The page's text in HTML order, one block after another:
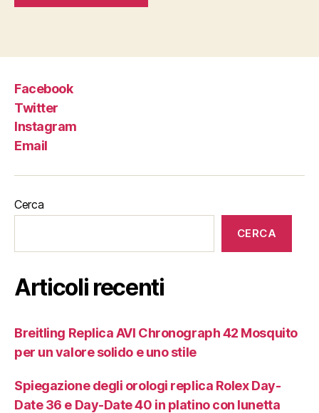
Facebook
Twitter
Instagram
Email
Cerca
CERCA
Articoli recenti
Breitling Replica AVI Chronograph 42 Mosquito
per un valore solido e uno stile
Spiegazione degli orologi replica Rolex Day-
Date 36 e Day-Date 40 in platino con lunetta